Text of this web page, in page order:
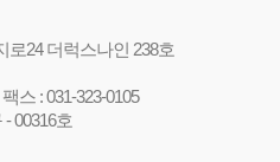
로24 더럭스나인 238호
스 : 031-323-0105
00316호